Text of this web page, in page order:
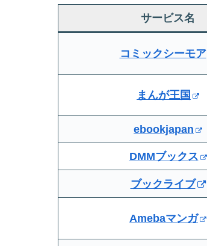
サービス名
コミックシーモア
まんが王国
ebookjapan
DMMブックス
ブックライブ
Amebaマンガ